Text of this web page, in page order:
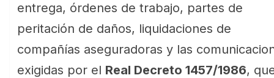
entrega, órdenes de trabajo, partes de
peritación de daños, liquidaciones de
compañías aseguradoras y las
exigidas por el Real Decreto 1457/1986,